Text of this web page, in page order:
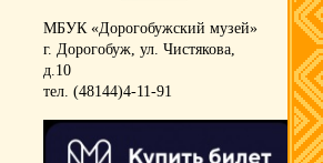
МБУК «Дорогобужский музей»
г. Дорогобуж, ул. Чистякова,
д.10
тел. (48144)4-11-91